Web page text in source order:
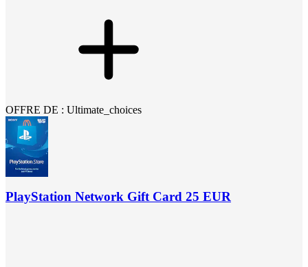
OFFRE DE : Ultimate_choices
PlayStation Network Gift Card 25 EUR